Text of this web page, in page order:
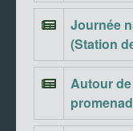
Journée
(Station
Autour